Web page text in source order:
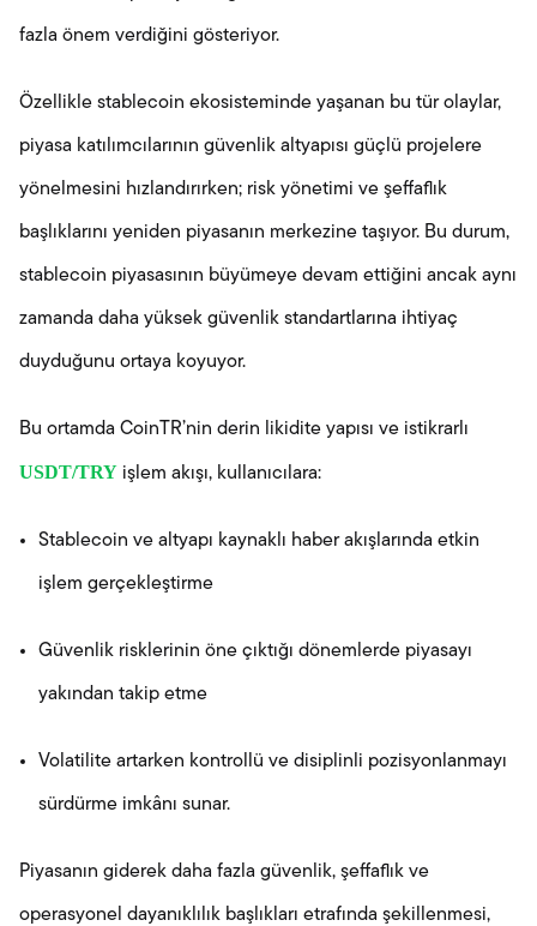
fazla önem verdiğini gösteriyor.
Özellikle stablecoin ekosisteminde yaşanan bu tür olaylar,
piyasa katılımcılarının güvenlik altyapısı güçlü projelere
yönelmesini hızlandırırken; risk yönetimi ve şeffaflık
başlıklarını yeniden piyasanın merkezine taşıyor. Bu durum,
stablecoin piyasasının büyümeye devam ettiğini ancak aynı
zamanda daha yüksek güvenlik standartlarına ihtiyaç
duyduğunu ortaya koyuyor.
Bu ortamda CoinTR’nin derin likidite yapısı ve istikrarlı
USDT/TRY işlem akışı, kullanıcılara:
Stablecoin ve altyapı kaynaklı haber akışlarında etkin
işlem gerçekleştirme
Güvenlik risklerinin öne çıktığı dönemlerde piyasayı
yakından takip etme
Volatilite artarken kontrollü ve disiplinli pozisyonlanmayı
sürdürme imkânı sunar.
Piyasanın giderek daha fazla güvenlik, şeffaflık ve
operasyonel dayanıklılık başlıkları etrafında şekillenmesi,